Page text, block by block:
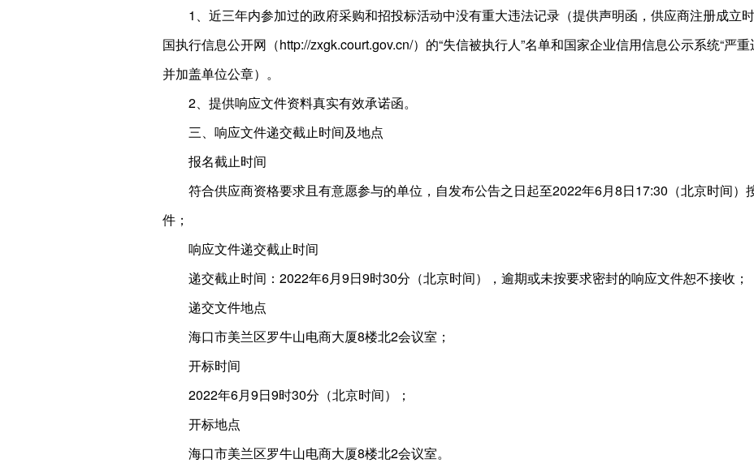
1、近三年内参加过的政府采购和招投标活动中没有重大违法记录（提供声明函，供应商注册成立
国执行信息公开网（http://zxgk.court.gov.cn/）的“失信被执行人”名单和国家企业信用信息公示系统“严
并加盖单位公章）。
2、提供响应文件资料真实有效承诺函。
三、响应文件递交截止时间及地点
报名截止时间
符合供应商资格要求且有意愿参与的单位，自发布公告之日起至2022年6月8日17:30（北京时间
件；
响应文件递交截止时间
递交截止时间：2022年6月9日9时30分（北京时间），逾期或未按要求密封的响应文件恕不接收；
递交文件地点
海口市美兰区罗牛山电商大厦8楼北2会议室；
开标时间
2022年6月9日9时30分（北京时间）；
开标地点
海口市美兰区罗牛山电商大厦8楼北2会议室。